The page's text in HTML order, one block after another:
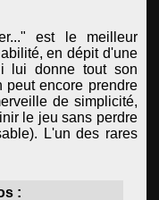
est le meilleur
en dépit d'une
lui donne tout son
peut encore prendre
de simplicité,
le jeu sans perdre
L'un des rares
: